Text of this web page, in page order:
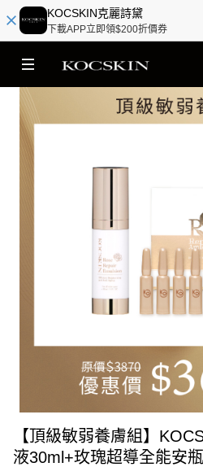
KOCSKIN克麗詩黛
下載APP立即領$200折價券
【頂級敏弱養膚組】
液30ml+玫瑰超導全能安